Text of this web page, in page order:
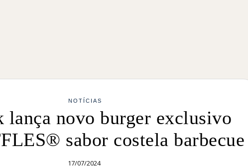
NOTÍCIAS
lança novo burger exclusivo
sabor costela barbecue
17/07/2024